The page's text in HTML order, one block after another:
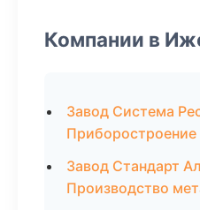
Компании в
Завод Система
Приборостроение
Завод Стандарт
Производство